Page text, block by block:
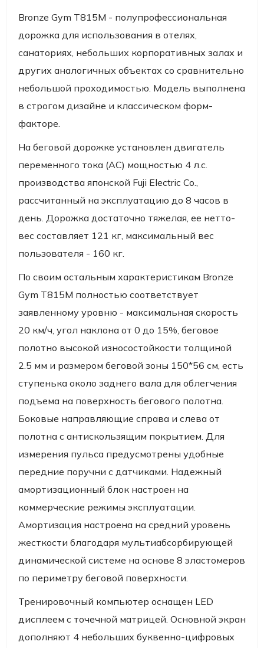
Bronze Gym T815M - полупрофессиональная
дорожка для использования в отелях,
санаториях, небольших корпоративных залах и
других аналогичных объектах со сравнительно
небольшой проходимостью. Модель выполнена
в строгом дизайне и классическом форм-
факторе.
На беговой дорожке установлен двигатель
переменного тока (AC) мощностью 4 л.с.
производства японской Fuji Electric Co.,
рассчитанный на эксплуатацию до 8 часов в
день. Дорожка достаточно тяжелая, ее нетто-
вес составляет 121 кг, максимальный вес
пользователя - 160 кг.
По своим остальным характеристикам Bronze
Gym T815M полностью соответствует
заявленному уровню - максимальная скорость
20 км/ч, угол наклона от 0 до 15%, беговое
полотно высокой износостойкости толщиной
2.5 мм и размером беговой зоны 150*56 cм, есть
ступенька около заднего вала для облегчения
подъема на поверхность бегового полотна.
Боковые направляющие справа и слева от
полотна с антискользящим покрытием. Для
измерения пульса предусмотрены удобные
передние поручни с датчиками. Надежный
амортизационный блок настроен на
коммерческие режимы эксплуатации.
Амортизация настроена на средний уровень
жесткости благодаря мультиабсорбирующей
динамической системе на основе 8 эластомеров
по периметру беговой поверхности.
Тренировочный компьютер оснащен LED
дисплеем с точечной матрицей. Основной экран
дополняют 4 небольших буквенно-цифровых